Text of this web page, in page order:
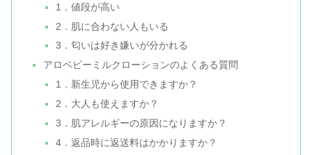
1．値段が高い
2．肌に合わない人もいる
3．匂いは好き嫌いが分かれる
アロベビーミルクローションのよくある質問
1．新生児から使用できますか？
2．大人も使えますか？
3．肌アレルギーの原因になりますか？
4．返品時に返送料はかかりますか？